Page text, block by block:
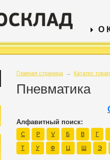
О
Главная страница → Каталог
Пневматика
Алфавитный поиск:
C P V Б В Г
Т У Ф Ц Ш Э